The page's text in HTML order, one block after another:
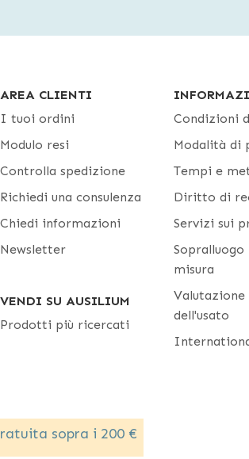
AREA CLIENTI
I tuoi ordini
Modulo resi
Controlla spedizione
Richiedi una consulenza
Chiedi informazioni
Newsletter
VENDI SU AUSILIUM
Prodotti più ricercati
Condizioni
Modalità di
Tempi e
Diritto di
Servizi sui
misura
dell'usato
sopra i 200 €